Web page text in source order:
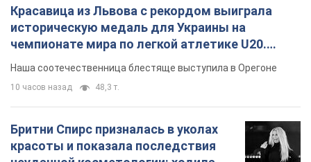
красоты и показала последствия
неудачной косметологии: ходила
так почти месяц
Заметный эффект от процедуры сохранялся
есть: украинская модель Кристина
Пономар рассказала о страшной